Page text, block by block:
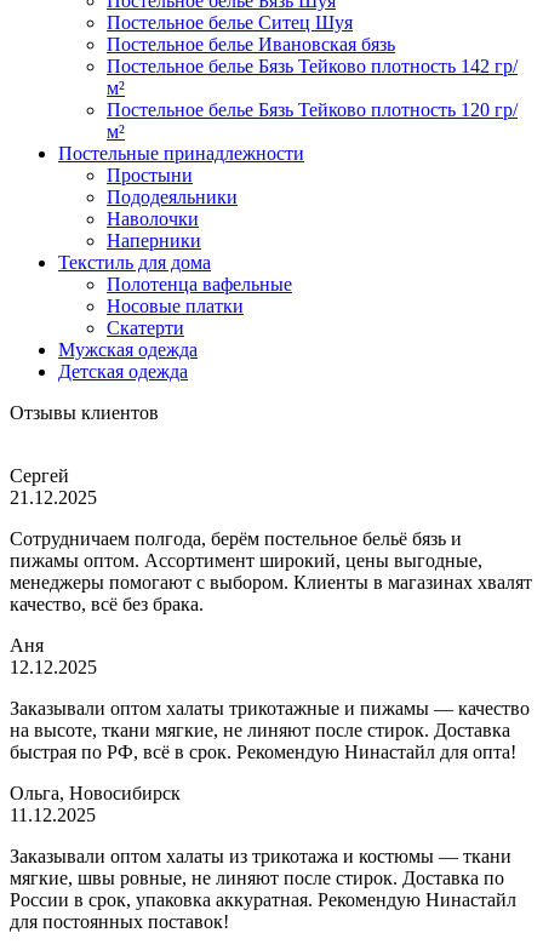
Постельное белье Ситец Шуя
Постельное белье Ивановская бязь
Постельное белье Бязь Тейково плотность 142 гр/
м²
Постельное белье Бязь Тейково плотность 120 гр/
м²
Постельные принадлежности
Простыни
Пододеяльники
Наволочки
Наперники
Текстиль для дома
Полотенца вафельные
Носовые платки
Скатерти
Мужская одежда
Детская одежда
Отзывы клиентов
Сергей
21.12.2025
Сотрудничаем полгода, берём постельное бельё бязь и
пижамы оптом. Ассортимент широкий, цены выгодные,
менеджеры помогают с выбором. Клиенты в магазинах хвалят
качество, всё без брака.
Аня
12.12.2025
Заказывали оптом халаты трикотажные и пижамы — качество
на высоте, ткани мягкие, не линяют после стирок. Доставка
быстрая по РФ, всё в срок. Рекомендую Нинастайл для опта!
Ольга, Новосибирск
11.12.2025
Заказывали оптом халаты из трикотажа и костюмы — ткани
мягкие, швы ровные, не линяют после стирок. Доставка по
России в срок, упаковка аккуратная. Рекомендую Нинастайл
для постоянных поставок!